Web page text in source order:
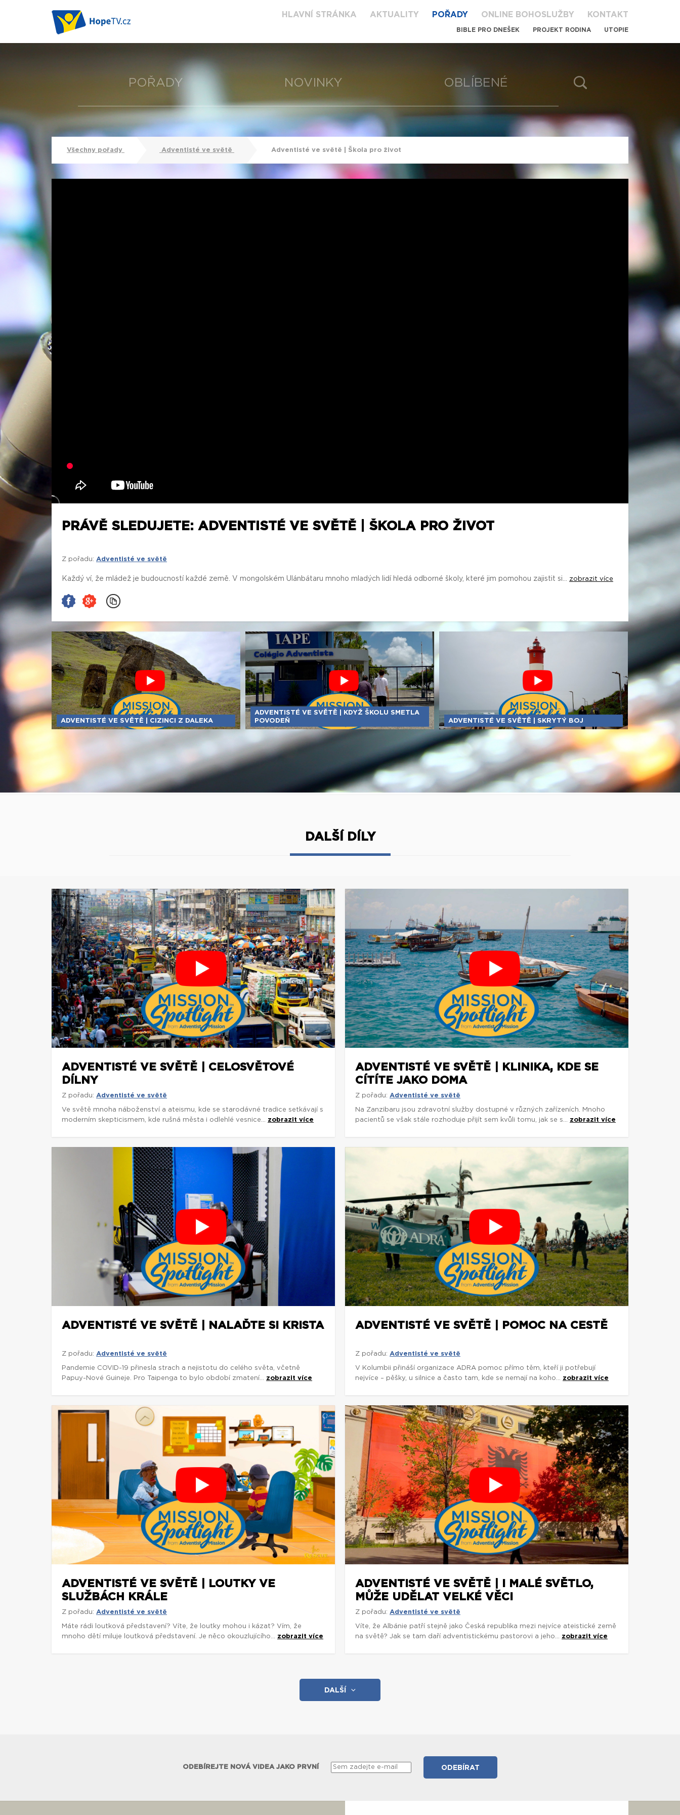
HLAVNÍ STRÁNKA AKTUALITY POŘADY ONLINE BOHOSLUŽBY KONTAKT
BIBLE PRO DNEŠEK PROJEKT RODINA UTOPIE
POŘADY NOVINKY OBLÍBENÉ
Všechny pořady Adventisté ve světě Adventisté ve světě | Škola pro život
PRÁVĚ SLEDUJETE: ADVENTISTÉ VE SVĚTĚ | ŠKOLA PRO ŽIVOT
Z pořadu: Adventisté ve světě
Každý ví, že mládež je budoucností každé země. V mongolském Ulánbátaru mnoho mladých lidí hledá odborné školy, které jim pomohou zajistit si... zobrazit více
ADVENTISTÉ VE SVĚTĚ | CIZINCI Z DALEKA
ADVENTISTÉ VE SVĚTĚ | KDYŽ ŠKOLU SMETLA
POVODEŇ
ADVENTISTÉ VE SVĚTĚ | SKRYTÝ BOJ
DALŠÍ DÍLY
ADVENTISTÉ VE SVĚTĚ | CELOSVĚTOVÉ
DÍLNY
Z pořadu: Adventisté ve světě
Ve světě mnoha náboženství a ateismu, kde se starodávné tradice setkávají s
moderním skepticismem, kde rušná města i odlehlé vesnice... zobrazit více
ADVENTISTÉ VE SVĚTĚ | KLINIKA, KDE SE
CÍTÍTE JAKO DOMA
Z pořadu: Adventisté ve světě
Na Zanzibaru jsou zdravotní služby dostupné v různých zařízeních. Mnoho
pacientů se však stále rozhoduje přijít sem kvůli tomu, jak se s... zobrazit více
ADVENTISTÉ VE SVĚTĚ | NALAĎTE SI KRISTA
Z pořadu: Adventisté ve světě
Pandemie COVID-19 přinesla strach a nejistotu do celého světa, včetně
Papuy-Nové Guineje. Pro Taipenga to bylo období zmatení... zobrazit více
ADVENTISTÉ VE SVĚTĚ | POMOC NA CESTĚ
Z pořadu: Adventisté ve světě
V Kolumbii přináší organizace ADRA pomoc přímo těm, kteří ji potřebují
nejvíce – pěšky, u silnice a často tam, kde se nemají na koho... zobrazit více
ADVENTISTÉ VE SVĚTĚ | LOUTKY VE
SLUŽBÁCH KRÁLE
Z pořadu: Adventisté ve světě
Máte rádi loutková představení? Víte, že loutky mohou i kázat? Vím, že
mnoho dětí miluje loutková představení. Je něco okouzlujícího... zobrazit více
ADVENTISTÉ VE SVĚTĚ | I MALÉ SVĚTLO,
MŮŽE UDĚLAT VELKÉ VĚCI
Z pořadu: Adventisté ve světě
Víte, že Albánie patří stejně jako Česká republika mezi nejvíce ateistické země
na světě? Jak se tam daří adventistickému pastorovi a jeho... zobrazit více
DALŠÍ
ODEBÍREJTE NOVÁ VIDEA JAKO PRVNÍ